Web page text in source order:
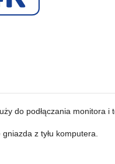
do podłączania
gniazda z tyłu komputera.